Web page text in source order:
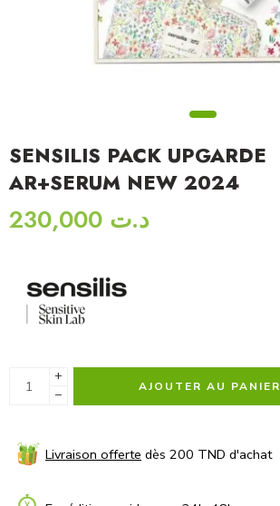
SENSILIS PACK UPGARDE
AR+SERUM NEW 2024
د.ت
+
−
AJOUTER AU PANIER
Livraison offerte dès 200 TND d'achat